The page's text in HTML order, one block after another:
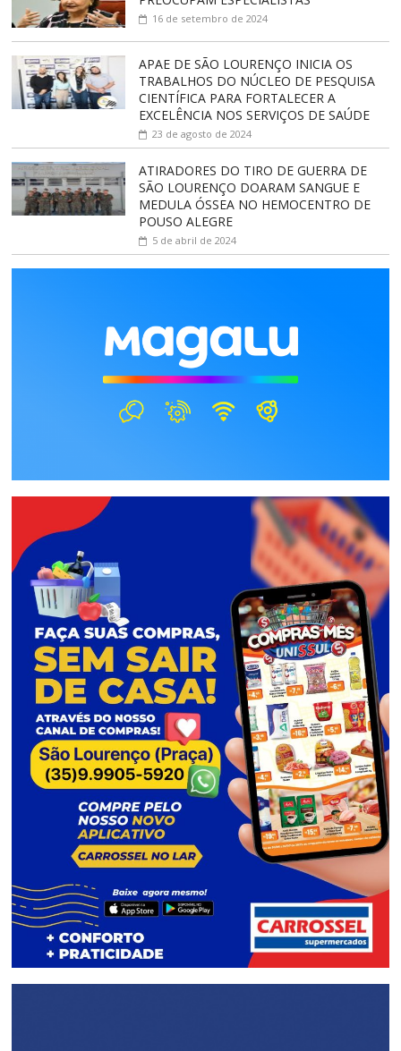
16 de setembro de 2024
APAE DE SÃO LOURENÇO INICIA OS
TRABALHOS DO NÚCLEO DE PESQUISA
CIENTÍFICA PARA FORTALECER A
EXCELÊNCIA NOS SERVIÇOS DE SAÚDE
23 de agosto de 2024
ATIRADORES DO TIRO DE GUERRA DE
SÃO LOURENÇO DOARAM SANGUE E
MEDULA ÓSSEA NO HEMOCENTRO DE
POUSO ALEGRE
5 de abril de 2024